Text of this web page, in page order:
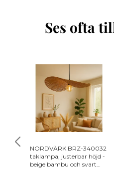
Ses ofta
NORDVÄRK BRZ-340032
taklampa, justerbar höjd -
beige bambu och svart